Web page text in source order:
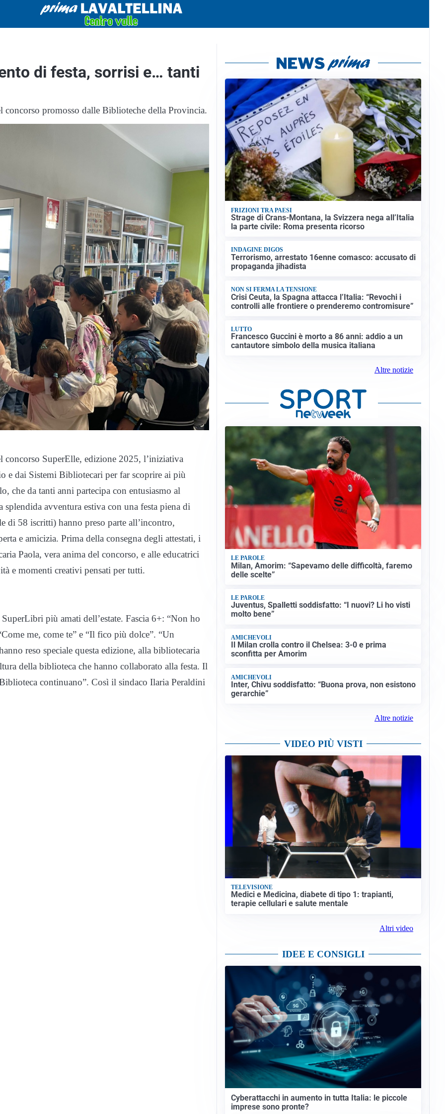
di festa, sorrisi e… tanti
promosso dalle Biblioteche della Provincia.
SuperElle, edizione 2025, l’iniziativa
e dai Sistemi Bibliotecari per far scoprire ai più
che da tanti anni partecipa con entusiasmo al
avventura estiva con una festa piena di
di 58 iscritti) hanno preso parte all’incontro,
e amicizia. Prima della consegna degli attestati, i
Paola, vera anima del concorso, e alle educatrici
e momenti creativi pensati per tutti.
più amati dell’estate. Fascia 6+: “Non ho
me, come te” e “Il fico più dolce”. “Un
reso speciale questa edizione, alla bibliotecaria
della biblioteca che hanno collaborato alla festa. Il
continuano”. Così il sindaco Ilaria Peraldini
FRIZIONI TRA PAESI
Strage di Crans-Montana, la Svizzera nega all’Italia
la parte civile: Roma presenta ricorso
INDAGINE DIGOS
Terrorismo, arrestato 16enne comasco: accusato di
propaganda jihadista
NON SI FERMA LA TENSIONE
Crisi Ceuta, la Spagna attacca l’Italia: “Revochi i
controlli alle frontiere o prenderemo contromisure”
LUTTO
Francesco Guccini è morto a 86 anni: addio a un
cantautore simbolo della musica italiana
Altre notizie
LE PAROLE
Milan, Amorim: “Sapevamo delle difficoltà, faremo
delle scelte”
LE PAROLE
Juventus, Spalletti soddisfatto: “I nuovi? Li ho visti
molto bene”
AMICHEVOLI
Il Milan crolla contro il Chelsea: 3-0 e prima
sconfitta per Amorim
AMICHEVOLI
Inter, Chivu soddisfatto: “Buona prova, non esistono
gerarchie”
Altre notizie
VIDEO PIÙ VISTI
TELEVISIONE
Medici e Medicina, diabete di tipo 1: trapianti,
terapie cellulari e salute mentale
Altri video
IDEE E CONSIGLI
Cyberattacchi in aumento in tutta Italia: le piccole
imprese sono pronte?